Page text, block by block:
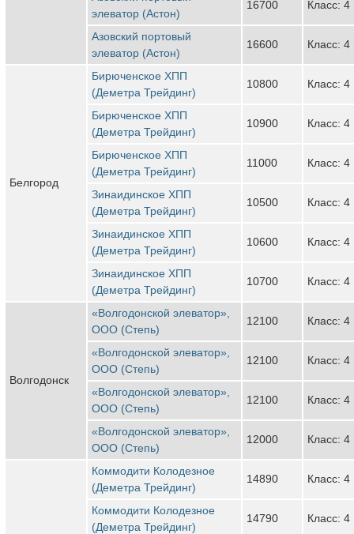
элеватор (Астон)
16700 Класс: 4
Азовский портовый
элеватор (Астон)
16600 Класс: 4
Белгород
Бирюченское ХПП
(Деметра Трейдинг)
10800 Класс: 4
Бирюченское ХПП
(Деметра Трейдинг)
10900 Класс: 4
Бирюченское ХПП
(Деметра Трейдинг)
11000 Класс: 4
Зинаидинское ХПП
(Деметра Трейдинг)
10500 Класс: 4
Зинаидинское ХПП
(Деметра Трейдинг)
10600 Класс: 4
Зинаидинское ХПП
(Деметра Трейдинг)
10700 Класс: 4
Волгодонск
«Волгодонской элеватор»,
ООО (Степь)
12100 Класс: 4
«Волгодонской элеватор»,
ООО (Степь)
12100 Класс: 4
«Волгодонской элеватор»,
ООО (Степь)
12100 Класс: 4
«Волгодонской элеватор»,
ООО (Степь)
12000 Класс: 4
Коммодити Колодезное
(Деметра Трейдинг)
14890 Класс: 4
Коммодити Колодезное
(Деметра Трейдинг)
14790 Класс: 4